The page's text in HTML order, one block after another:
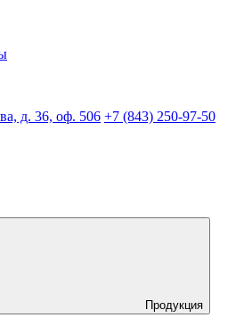
д. 36, оф. 506 +7 (843) 250-97-50
Продукция